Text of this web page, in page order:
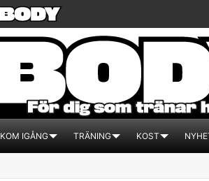
KOM IGÅNG TRÄNING KOST